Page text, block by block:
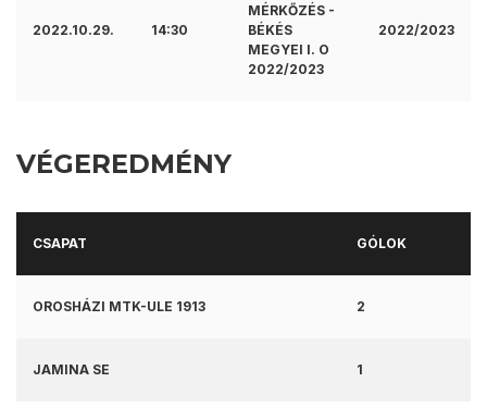
2022.10.29. 14:30
MÉRKŐZÉS -
BÉKÉS
MEGYEI I. O
2022/2023
2022/2023
VÉGEREDMÉNY
CSAPAT GÓLOK
OROSHÁZI MTK-ULE 1913 2
JAMINA SE 1